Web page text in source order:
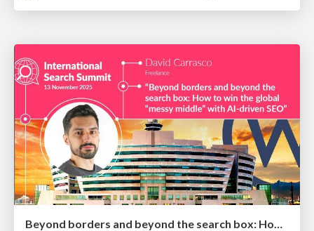
Beyond borders and beyond the search box: How to win the global "messy middle" with AI-driven SEO